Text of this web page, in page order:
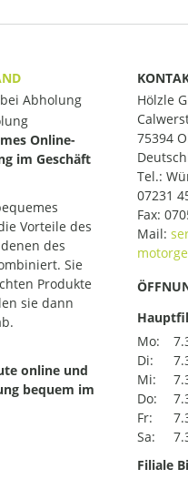
Abholung
Online-
im Geschäft
Vorteile des
des
Sie
Produkte
sie dann
online und
bequem im
Hölzle
75394
Tel.:
07231
Fax:
Mail:
Mo:
Di:
Mi:
Do:
Fr:
Sa:
Filiale